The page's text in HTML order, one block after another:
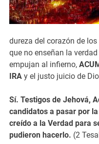
dureza del corazón de
que no enseñan la
empujan al infierno,
IRA y el justo juicio de
Sí. Testigos de Jehová,
candidatos a pasar por
creído a la Verdad para
pudieron hacerlo. (2